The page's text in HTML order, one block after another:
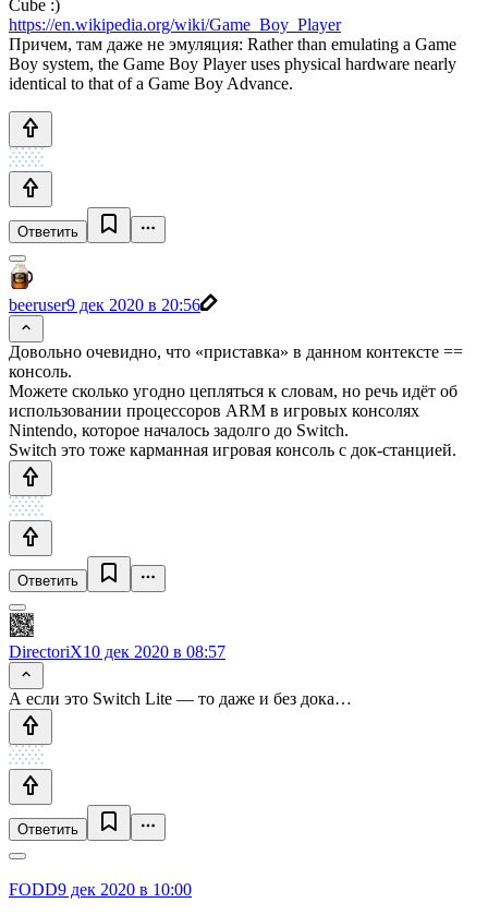
Cube :)
https://en.wikipedia.org/wiki/Game_Boy_Player
Причем, там даже не эмуляция: Rather than emulating a Game
Boy system, the Game Boy Player uses physical hardware nearly
identical to that of a Game Boy Advance.
Ответить
beeruser9 дек 2020 в 20:56
Довольно очевидно, что «приставка» в данном контексте ==
консоль.
Можете сколько угодно цепляться к словам, но речь идёт об
использовании процессоров ARM в игровых консолях
Nintendo, которое началось задолго до Switch.
Switch это тоже карманная игровая консоль с док-станцией.
Ответить
DirectoriX10 дек 2020 в 08:57
А если это Switch Lite — то даже и без дока…
Ответить
FODD9 дек 2020 в 10:00